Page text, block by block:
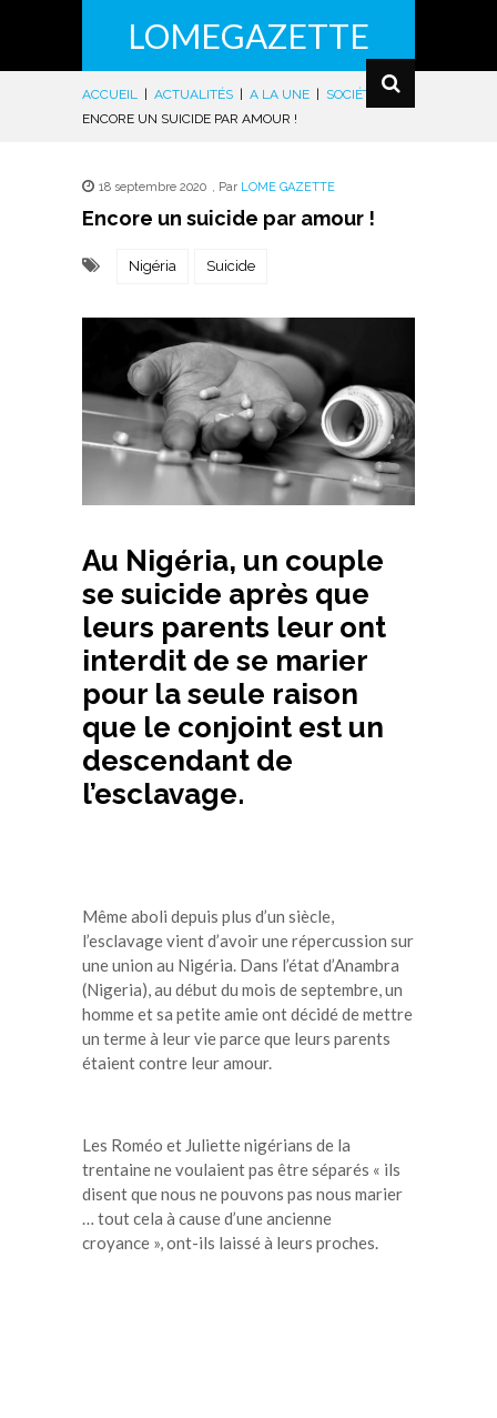
LOMEGAZETTE
ACCUEIL ACTUALITÉS A LA UNE SOCIÉTÉ
|
ENCORE UN SUICIDE PAR AMOUR !
18 septembre 2020 , Par LOME GAZETTE
Encore un suicide par amour !
Nigéria Suicide
Au Nigéria, un couple
se suicide après que
leurs parents leur ont
interdit de se marier
pour la seule raison
que le conjoint est un
descendant de
l’esclavage.
Même aboli depuis plus d’un siècle,
l’esclavage vient d’avoir une répercussion sur
une union au Nigéria. Dans l’état d’Anambra
(Nigeria), au début du mois de septembre, un
homme et sa petite amie ont décidé de mettre
un terme à leur vie parce que leurs parents
étaient contre leur amour.
Les Roméo et Juliette nigérians de la
trentaine ne voulaient pas être séparés « ils
disent que nous ne pouvons pas nous marier
… tout cela à cause d’une ancienne
croyance », ont-ils laissé à leurs proches.